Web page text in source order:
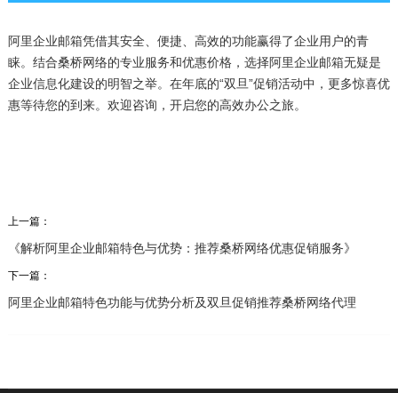
阿里企业邮箱凭借其安全、便捷、高效的功能赢得了企业用户的青
睐。结合桑桥网络的专业服务和优惠价格，选择阿里企业邮箱无疑是
企业信息化建设的明智之举。在年底的“双旦”促销活动中，更多惊喜优
惠等待您的到来。欢迎咨询，开启您的高效办公之旅。
上一篇：
《解析阿里企业邮箱特色与优势：推荐桑桥网络优惠促销服务》
下一篇：
阿里企业邮箱特色功能与优势分析及双旦促销推荐桑桥网络代理